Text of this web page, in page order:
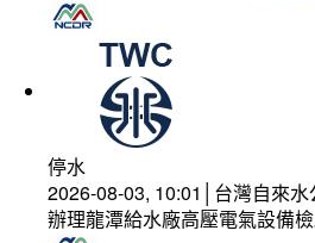
停水
2026-08-03, 10:01│台灣自來水
辦理龍潭給水廠高壓電氣設備